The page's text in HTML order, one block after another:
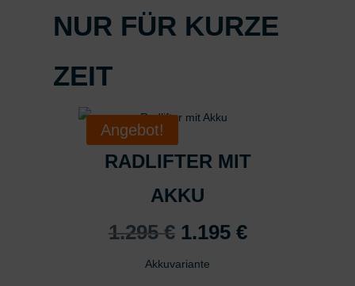
NUR FÜR KURZE
ZEIT
Angebot!
RADLIFTER MIT
AKKU
1.295€ Ursprünglicher
war:
1.195 €Aktueller
Akkuvariante